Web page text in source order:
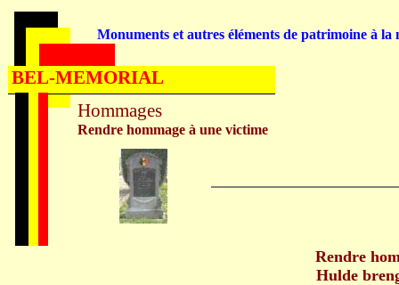
Rendre
Hulde
Hommages
Rendre hommage à une victime
Monuments et autres éléments de patrimoine à la
BEL-MEMORIAL